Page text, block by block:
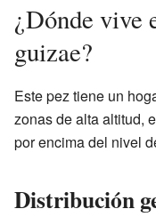
¿Dónde vive
guizae?
Este pez tiene un
zonas de alta altitud,
por encima del nivel
Distribución